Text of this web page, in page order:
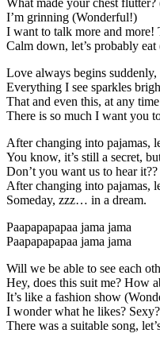
What made your chest
I’m grinning (Wonderful!)
I want to talk more and more!
Calm down, let’s probably
Love always begins suddenly,
Everything I see sparkles
That and even this, at any
There is so much I want you
After changing into pajamas,
You know, it’s still a secret,
Don’t you want us to hear
After changing into pajamas,
Someday, zzz… in a dream.
Paapapapapaa jama jama
Paapapapapaa jama jama
Will we be able to see each
Hey, does this suit me? How
It’s like a fashion show
I wonder what he likes?
There was a suitable song,